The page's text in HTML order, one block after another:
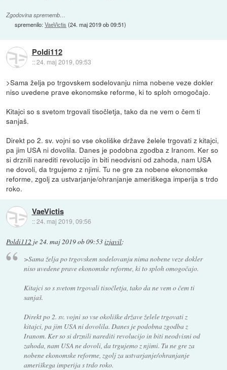
Zgodovina sprememb…
spremenilo:VaeVictis (24. maj 2019 ob 09:51)
Poldi112
::24. maj 2019, 09:53
>Sama želja po trgovskem sodelovanju nima nobene veze dokler
niso uvedene prave ekonomske reforme, ki to sploh omogočajo.
Kitajci so s svetom trgovali tisočletja, tako da ne vem o čem ti
sanjaš.
Direkt po 2. sv. vojni so vse okoliške države želele trgovati z kitajci,
pa jim USA ni dovolila. Danes je podobna zgodba z Iranom. Ker so
si drznili narediti revolucijo in biti neodvisni od zahoda, nam USA
ne dovoli, da trgujemo z njimi. Tu ne gre za nobene ekonomske
reforme, zgolj za ustvarjanje/ohranjanje ameriškega imperija s trdo
roko.
VaeVictis
::24. maj 2019, 09:56
Poldi112 je24. maj 2019 ob 09:53izjavil:
>Sama želja po trgovskem sodelovanju nima nobene veze dokler
niso uvedene prave ekonomske reforme, ki to sploh omogočajo.
Kitajci so s svetom trgovali tisočletja, tako da ne vem o čem ti
sanjaš.
Direkt po 2. sv. vojni so vse okoliške države želele trgovati z
kitajci, pa jim USA ni dovolila. Danes je podobna zgodba z
Iranom. Ker so si drznili narediti revolucijo in biti neodvisni od
zahoda, nam USA ne dovoli, da trgujemo z njimi. Tu ne gre za
nobene ekonomske reforme, zgolj za ustvarjanje/ohranjanje
ameriškega imperija s trdo roko.